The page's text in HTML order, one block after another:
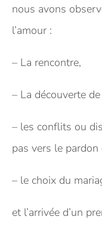
nous avons
l’amour :
– La rencontre,
– La découverte de
– les conflits ou
pas vers le
– le choix du
et l’arrivée d’un